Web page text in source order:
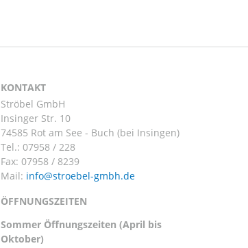
KONTAKT
Ströbel GmbH
Insinger Str. 10
74585 Rot am See - Buch (bei Insingen)
Tel.: 07958 / 228
Fax: 07958 / 8239
Mail:
ÖFFNUNGSZEITEN
Sommer Öffnungszeiten (April bis
Oktober)